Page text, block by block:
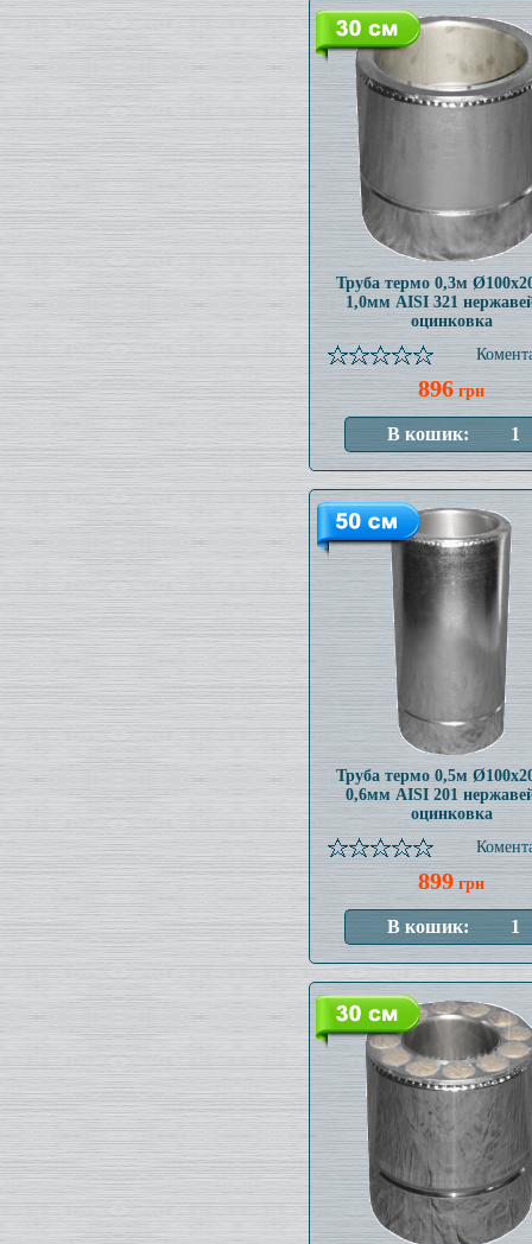
Труба термо 0,3м
1,0мм AISI 321
оцинковка
896грн
Труба термо 0,5м
0,6мм AISI 201
оцинковка
899 грн